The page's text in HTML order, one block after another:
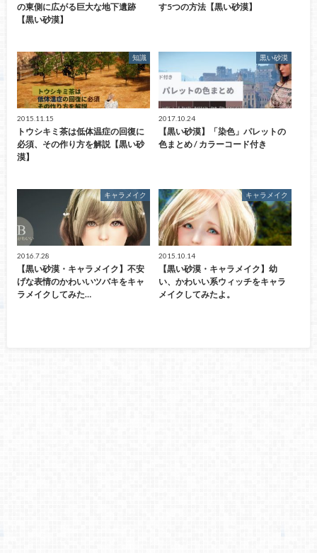
の東側に広がる巨大な地下遺跡
【黒い砂漠】
す5つの方法【黒い砂漠】
知識
2015.11.15
トウシキミ茶は低体温症の回復に
必須、その作り方を解説【黒い砂
漠】
黒い砂漠
2017.10.24
【黒い砂漠】「染色」パレットの
色まとめ / カラーコード付き
キャラメイク
2016.7.28
【黒い砂漠・キャラメイク】不安
げな表情のかわいいツバキをキャ
ラメイクしてみた…
キャラメイク
2015.10.14
【黒い砂漠・キャラメイク】幼
い、かわいい系ウィッチをキャラ
メイクしてみたよ。